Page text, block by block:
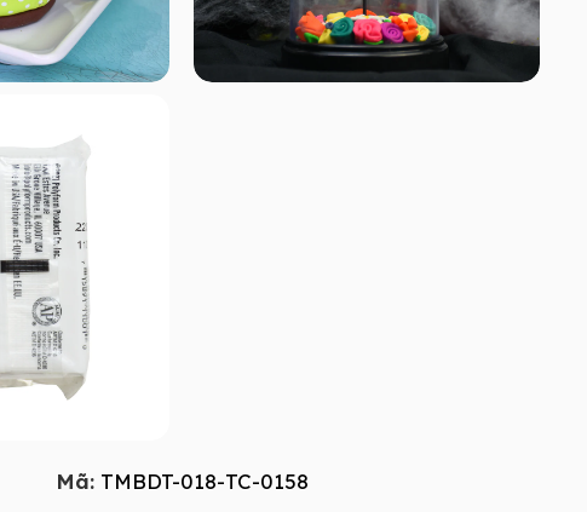
Mã: TMBDT-018-TC-0158